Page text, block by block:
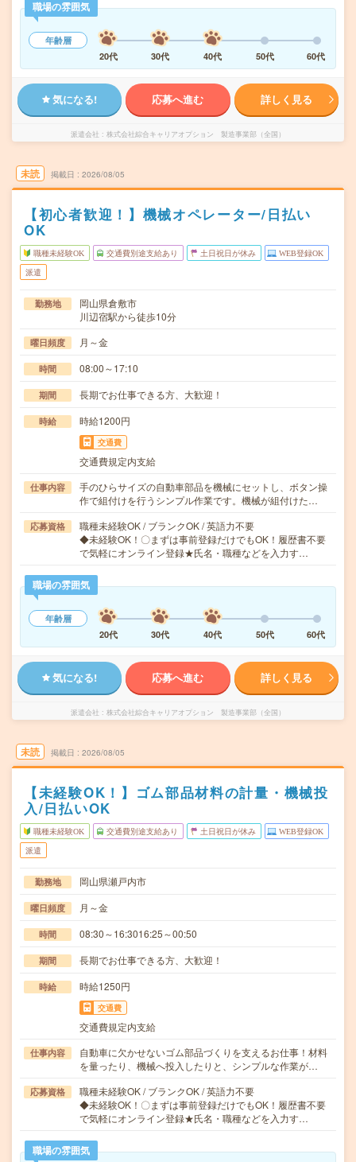
職場の雰囲気
年齢層
20代
30代 40代 50代 60代
気になる! 応募へ進む 詳しく見る
派遣会社 株式会社綜合キャリアオプション 製造事業部（全国）
未読 掲載日 2026/08/05
【初心者歓迎！】機械オペレーター/日払い
OK
職種未経験OK 交通費別途支給あり 土日祝日が休み WEB登録OK
派遣
勤務地
岡山県倉敷市
川辺宿駅から徒歩10分
曜日頻度 月～金
時間 08:00～17:10
期間 長期でお仕事できる方、大歓迎！
時給 時給1200円
交通費
交通費規定内支給
仕事内容
手のひらサイズの自動車部品を機械にセットし、ボタン操
作で組付けを行うシンプル作業です。機械が組付けた…
応募資格
職種未経験OK / ブランクOK / 英語力不要
◆未経験OK！〇まずは事前登録だけでもOK！履歴書不要
で気軽にオンライン登録★氏名・職種などを入力す…
職場の雰囲気
年齢層
20代
30代 40代 50代 60代
気になる! 応募へ進む 詳しく見る
派遣会社 株式会社綜合キャリアオプション 製造事業部（全国）
未読 掲載日 2026/08/05
【未経験OK！】ゴム部品材料の計量・機械投
入/日払いOK
職種未経験OK 交通費別途支給あり 土日祝日が休み WEB登録OK
派遣
勤務地 岡山県瀬戸内市
曜日頻度 月～金
時間 08:30～16:3016:25～00:50
期間 長期でお仕事できる方、大歓迎！
時給 時給1250円
交通費
交通費規定内支給
仕事内容
自動車に欠かせないゴム部品づくりを支えるお仕事！材料
を量ったり、機械へ投入したりと、シンプルな作業が…
応募資格
職種未経験OK / ブランクOK / 英語力不要
◆未経験OK！〇まずは事前登録だけでもOK！履歴書不要
で気軽にオンライン登録★氏名・職種などを入力す…
職場の雰囲気